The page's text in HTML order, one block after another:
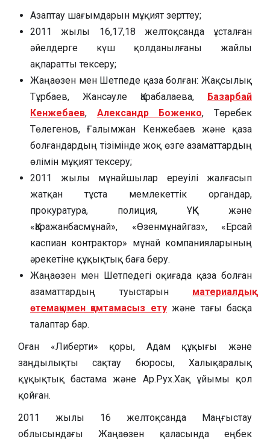
Азаптау шағымдарын мұқият зерттеу;
2011 жылы 16,17,18 желтоқсанда ұсталған
әйелдерге күш қолданылғаны жайлы
ақпаратты тексеру;
Жаңаөзен мен Шетпеде қаза болған: Жақсылық
Тұрбаев, Жансәуле Қарабалаева,
Базарбай
Кенжебаев, Александр Боженко, Төребек
Төлегенов, Ғалымжан Кенжебаев және қаза
болғандардың тізімінде жоқ өзге азаматтардың
өлімін мұқият тексеру;
2011 жылы мұнайшылар ереуілі жалғасып
жатқан тұста мемлекеттік органдар,
прокуратура, полиция, ҰҚК және
«Қаражанбасмұнай», «Өзенмұнайгаз», «Ерсай
каспиан контрактор» мұнай компанияларының
әрекетіне құқықтық баға беру.
Жаңаөзен мен Шетпедегі оқиғада қаза болған
азаматтардың туыстарын материалдық
өтемақымен қамтамасыз етужәне тағы басқа
талаптар бар.
Оған «Либерти» қоры, Адам құқығы және
заңдылықты сақтау бюросы, Халықаралық
құқықтық бастама және Ар.Рух.Хақ ұйымы қол
қойған.
2011 жылы 16 желтоқсанда Маңғыстау
облысындағы Жаңаөзен қаласында еңбек